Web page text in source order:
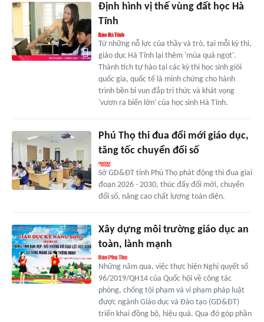
Định hình vị thế vùng đất học Hà
Tĩnh
Từ những nỗ lực của thầy và trò, tại mỗi kỳ thi,
giáo dục Hà Tĩnh lại thêm 'mùa quả ngọt'.
Thành tích tự hào tại các kỳ thi học sinh giỏi
quốc gia, quốc tế là minh chứng cho hành
trình bền bỉ vun đắp tri thức và khát vọng
'vươn ra biển lớn' của học sinh Hà Tĩnh.
Phú Thọ thi đua đổi mới giáo dục,
tăng tốc chuyển đổi số
Sở GD&ĐT tỉnh Phú Thọ phát động thi đua giai
đoạn 2026 - 2030, thúc đẩy đổi mới, chuyển
đổi số, nâng cao chất lượng toàn diện.
Xây dựng môi trường giáo dục an
toàn, lành mạnh
Những năm qua, việc thực hiện Nghị quyết số
96/2019/QH14 của Quốc hội về công tác
phòng, chống tội phạm và vi phạm pháp luật
được ngành Giáo dục và Đào tạo (GD&ĐT)
triển khai đồng bộ, hiệu quả. Qua đó góp phần